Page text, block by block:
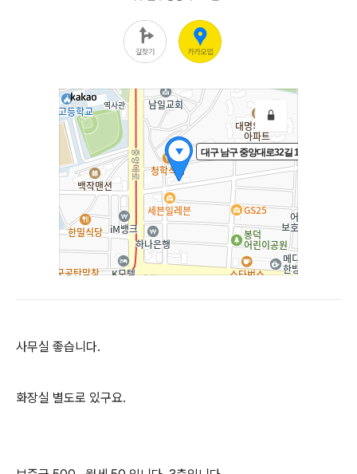
사무실 좋습니다.
화장실 별도로 있구요.